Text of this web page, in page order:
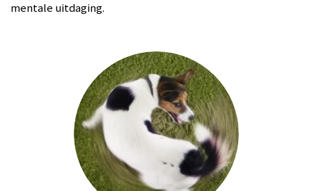
mentale uitdaging.